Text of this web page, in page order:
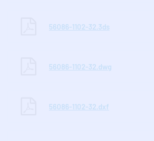
56086-1102-32.3ds
56086-1102-32.dwg
56086-1102-32.dxf